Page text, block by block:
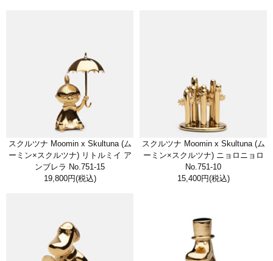
スクルツナ Moomin x Skultuna (ム
ーミン×スクルツナ) リトルミイ ア
ンブレラ No.751-15
19,800円(税込)
スクルツナ Moomin x Skultuna (ム
ーミン×スクルツナ) ニョロニョロ
No.751-10
15,400円(税込)